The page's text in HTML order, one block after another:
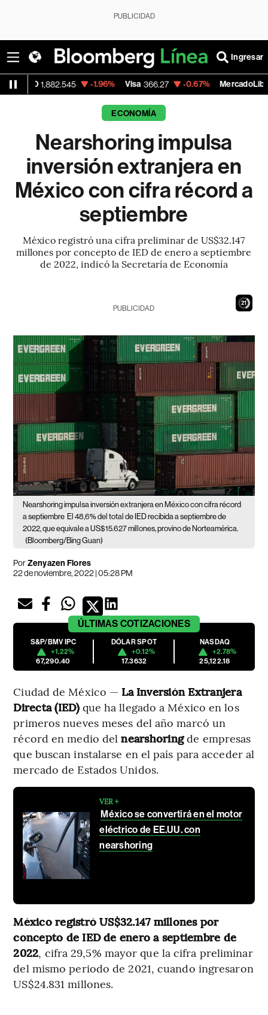
PUBLICIDAD
Ingresar
-1.96% Visa 366.27 -0.67% MercadoLibre 1,884.365
ECONOMÍA
Nearshoring impulsa
inversión extranjera en
México con cifra récord a
septiembre
México registró una cifra preliminar de US$32.147
millones por concepto de IED de enero a septiembre
de 2022, indicó la Secretaría de Economía
19
PUBLICIDAD
Nearshoring impulsa inversión extranjera en México con cifra récord
a septiembre El 48,6% del total de IED recibida a septiembre de
2022, que equivale a US$15.627 millones, provino de Norteamérica.
(Bloomberg/Bing Guan)
PorZenyazen Flores
22 de noviembre, 2022 | 05:28 PM
ÚLTIMAS COTIZACIONES
S&P/BMV IPC
+1.22%
67,290.40
DÓLAR SPOT
+0.12%
17.3632
NASDAQ
+2.78%
25,122.18
Ciudad de México — La Inversión Extranjera
Directa (IED)que ha llegado a México en los
primeros nueves meses del año marcó un
récord en medio delnearshoringde empresas
que buscan instalarse en el país para acceder al
mercado de Estados Unidos.
VER +
México se convertirá en el motor
eléctrico de EE.UU. con
nearshoring
México registró US$32.147 millones por
concepto de IED de enero a septiembre de
2022, cifra 29,5% mayor que la cifra preliminar
del mismo periodo de 2021, cuando ingresaron
US$24.831 millones.